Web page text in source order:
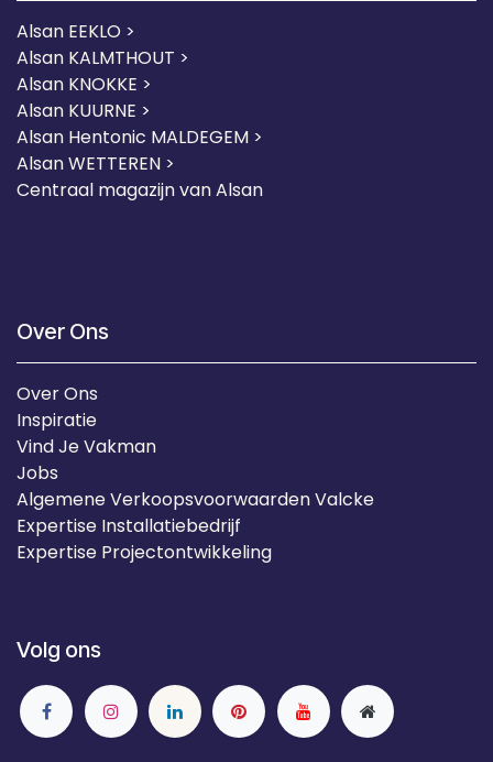
Alsan EEKLO >
Alsan KALMTHOUT >
Alsan KNOKKE >
Alsan KUURNE >
Alsan Hentonic MALDEGEM >
Alsan WETTEREN >
Centraal magazijn van Alsan
Over Ons
Over Ons
Inspiratie
Vind Je Vakman
Jobs
Algemene Verkoopsvoorwaarden Valcke
Expertise Installatiebedrijf
Expertise Projectontwikkeling
Volg ons